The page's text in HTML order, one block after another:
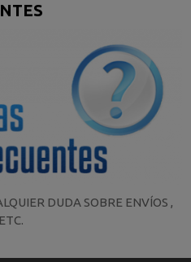
DUDA SOBRE ENVÍOS ,